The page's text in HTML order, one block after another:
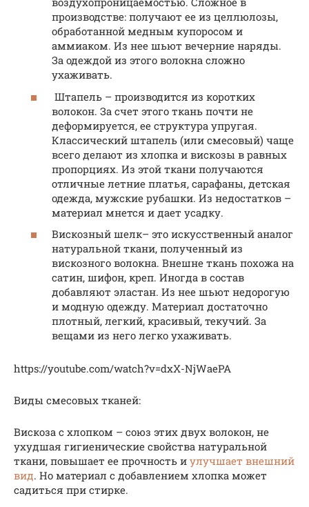
производстве: получают ее из целлюлозы,
обработанной медным купоросом и
аммиаком. Из нее шьют вечерние наряды.
За одеждой из этого волокна сложно
ухаживать.
Штапель – производится из коротких
волокон. За счет этого ткань почти не
деформируется, ее структура упругая.
Классический штапель (или смесовый) чаще
всего делают из хлопка и вискозы в равных
пропорциях. Из этой ткани получаются
отличные летние платья, сарафаны, детская
одежда, мужские рубашки. Из недостатков –
материал мнется и дает усадку.
Вискозный шелк– это искусственный аналог
натуральной ткани, полученный из
вискозного волокна. Внешне ткань похожа на
сатин, шифон, креп. Иногда в состав
добавляют эластан. Из нее шьют недорогую
и модную одежду. Материал достаточно
плотный, легкий, красивый, текучий. За
вещами из него легко ухаживать.
https://youtube.com/watch?v=dxX-NjWaePA
Виды смесовых тканей:
Вискоза с хлопком – союз этих двух волокон, не
ухудшая гигиенические свойства натуральной
ткани, повышает ее прочность и улучшает внешний
вид. Но материал с добавлением хлопка может
садиться при стирке.